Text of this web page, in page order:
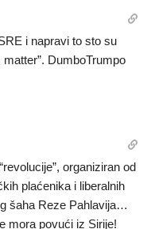
i napravi to sto su
DumboTrumpo
organiziran od
plaćenika i liberalnih
šaha Reze Pahlavija…
mora povući iz Sirije!